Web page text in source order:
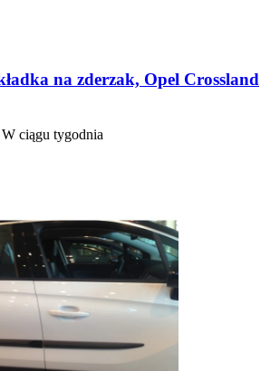
na zderzak, Opel Crossland
W ciągu tygodnia